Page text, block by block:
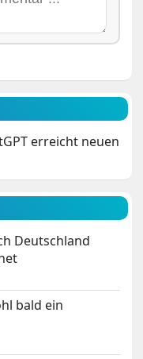
erreicht neuen
Deutschland
bald ein